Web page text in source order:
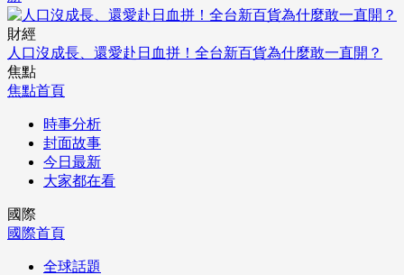
財經
人口沒成長、還愛赴日血拼！全台新百貨為什麼敢一直開？
焦點
焦點首頁
時事分析
封面故事
今日最新
大家都在看
國際
國際首頁
全球話題